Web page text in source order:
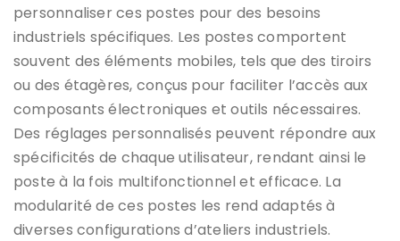
personnaliser ces postes pour des besoins
industriels spécifiques. Les postes comportent
souvent des éléments mobiles, tels que des tiroirs
ou des étagères, conçus pour faciliter l’accès aux
composants électroniques et outils nécessaires.
Des réglages personnalisés peuvent répondre aux
spécificités de chaque utilisateur, rendant ainsi le
poste à la fois multifonctionnel et efficace. La
modularité de ces postes les rend adaptés à
diverses configurations d’ateliers industriels.